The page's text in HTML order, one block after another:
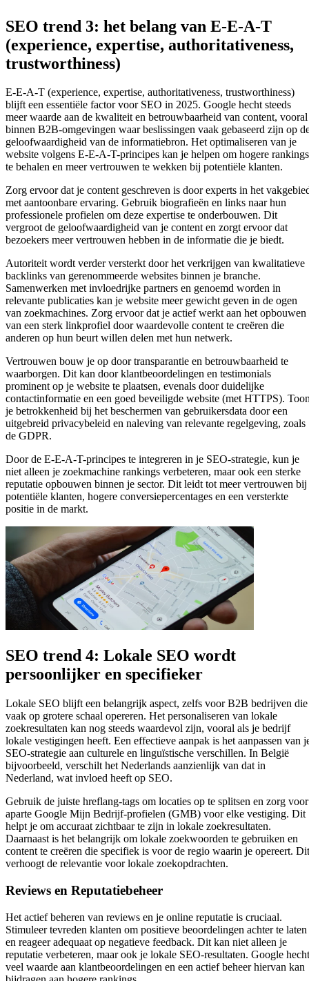
SEO trend 3: het belang van E-E-A-T
(experience, expertise, authoritativeness,
trustworthiness)
E-E-A-T (experience, expertise, authoritativeness, trustworthiness)
blijft een essentiële factor voor SEO in 2025. Google hecht steeds
meer waarde aan de kwaliteit en betrouwbaarheid van content, vooral
binnen B2B-omgevingen waar beslissingen vaak gebaseerd zijn op
geloofwaardigheid van de informatiebron. Het optimaliseren van je
website volgens E-E-A-T-principes kan je helpen om hogere rankings
te behalen en meer vertrouwen te wekken bij potentiële klanten.
Zorg ervoor dat je content geschreven is door experts in het
met aantoonbare ervaring. Gebruik biografieën en links naar hun
professionele profielen om deze expertise te onderbouwen. Dit
vergroot de geloofwaardigheid van je content en zorgt ervoor dat
bezoekers meer vertrouwen hebben in de informatie die je biedt.
Autoriteit wordt verder versterkt door het verkrijgen van kwalitatieve
backlinks van gerenommeerde websites binnen je branche.
Samenwerken met invloedrijke partners en genoemd worden in
relevante publicaties kan je website meer gewicht geven in de ogen
van zoekmachines. Zorg ervoor dat je actief werkt aan het opbouwen
van een sterk linkprofiel door waardevolle content te creëren die
anderen op hun beurt willen delen met hun netwerk.
Vertrouwen bouw je op door transparantie en betrouwbaarheid te
waarborgen. Dit kan door klantbeoordelingen en testimonials
prominent op je website te plaatsen, evenals door duidelijke
contactinformatie en een goed beveiligde website (met HTTPS).
je betrokkenheid bij het beschermen van gebruikersdata door een
uitgebreid privacybeleid en naleving van relevante regelgeving, zoals
de GDPR.
Door de E-E-A-T-principes te integreren in je SEO-strategie, kun je
niet alleen je zoekmachine rankings verbeteren, maar ook een sterke
reputatie opbouwen binnen je sector. Dit leidt tot meer vertrouwen bij
potentiële klanten, hogere conversiepercentages en een versterkte
positie in de markt.
SEO trend 4: Lokale SEO wordt
persoonlijker en specifieker
Lokale SEO blijft een belangrijk aspect, zelfs voor B2B bedrijven die
vaak op grotere schaal opereren. Het personaliseren van lokale
zoekresultaten kan nog steeds waardevol zijn, vooral als je bedrijf
lokale vestigingen heeft. Een effectieve aanpak is het aanpassen van
SEO-strategie aan culturele en linguïstische verschillen. In België
bijvoorbeeld, verschilt het Nederlands aanzienlijk van dat in
Nederland, wat invloed heeft op SEO.
Gebruik de juiste hreflang-tags om locaties op te splitsen en zorg voor
aparte Google Mijn Bedrijf-profielen (GMB) voor elke vestiging. Dit
helpt je om accuraat zichtbaar te zijn in lokale zoekresultaten.
Daarnaast is het belangrijk om lokale zoekwoorden te gebruiken en
content te creëren die specifiek is voor de regio waarin je opereert. Dit
verhoogt de relevantie voor lokale zoekopdrachten.
Reviews en Reputatiebeheer
Het actief beheren van reviews en je online reputatie is cruciaal.
Stimuleer tevreden klanten om positieve beoordelingen achter te laten
en reageer adequaat op negatieve feedback. Dit kan niet alleen je
reputatie verbeteren, maar ook je lokale SEO-resultaten. Google hecht
veel waarde aan klantbeoordelingen en een actief beheer hiervan kan